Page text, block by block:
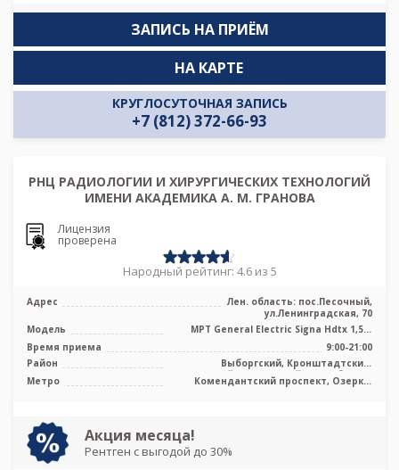
ЗАПИСЬ НА ПРИЁМ
КРУГЛОСУТОЧНАЯ ЗАПИСЬ
+7 (812) 372-66-93
НА КАРТЕ
РНЦ РАДИОЛОГИИ И ХИРУРГИЧЕСКИХ ТЕХНОЛОГИЙ
ИМЕНИ АКАДЕМИКА А. М. ГРАНОВА
Лицензия
проверена
Народный рейтинг: 4.6 из 5
Адрес
Лен. область: пос.Песочный,
ул.Ленинградская, 70
Модель
МРТ General Electric Signa Hdtx 1,5T,
МРТ Toshiba Titan Vantage 1.5T в ...
Время приема
9:00-21:00
Район
Выборгский, Кронштадтский,
Курортный, Приморский, Лен. область
Метро
Комендантский проспект, Озерки,
Акция месяца!
Рентген с выгодой до 30%